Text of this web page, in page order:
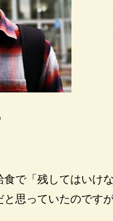
で「残してはいけ
思っていたのです